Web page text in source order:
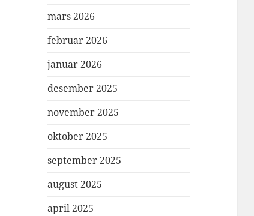
mars 2026
februar 2026
januar 2026
desember 2025
november 2025
oktober 2025
september 2025
august 2025
april 2025